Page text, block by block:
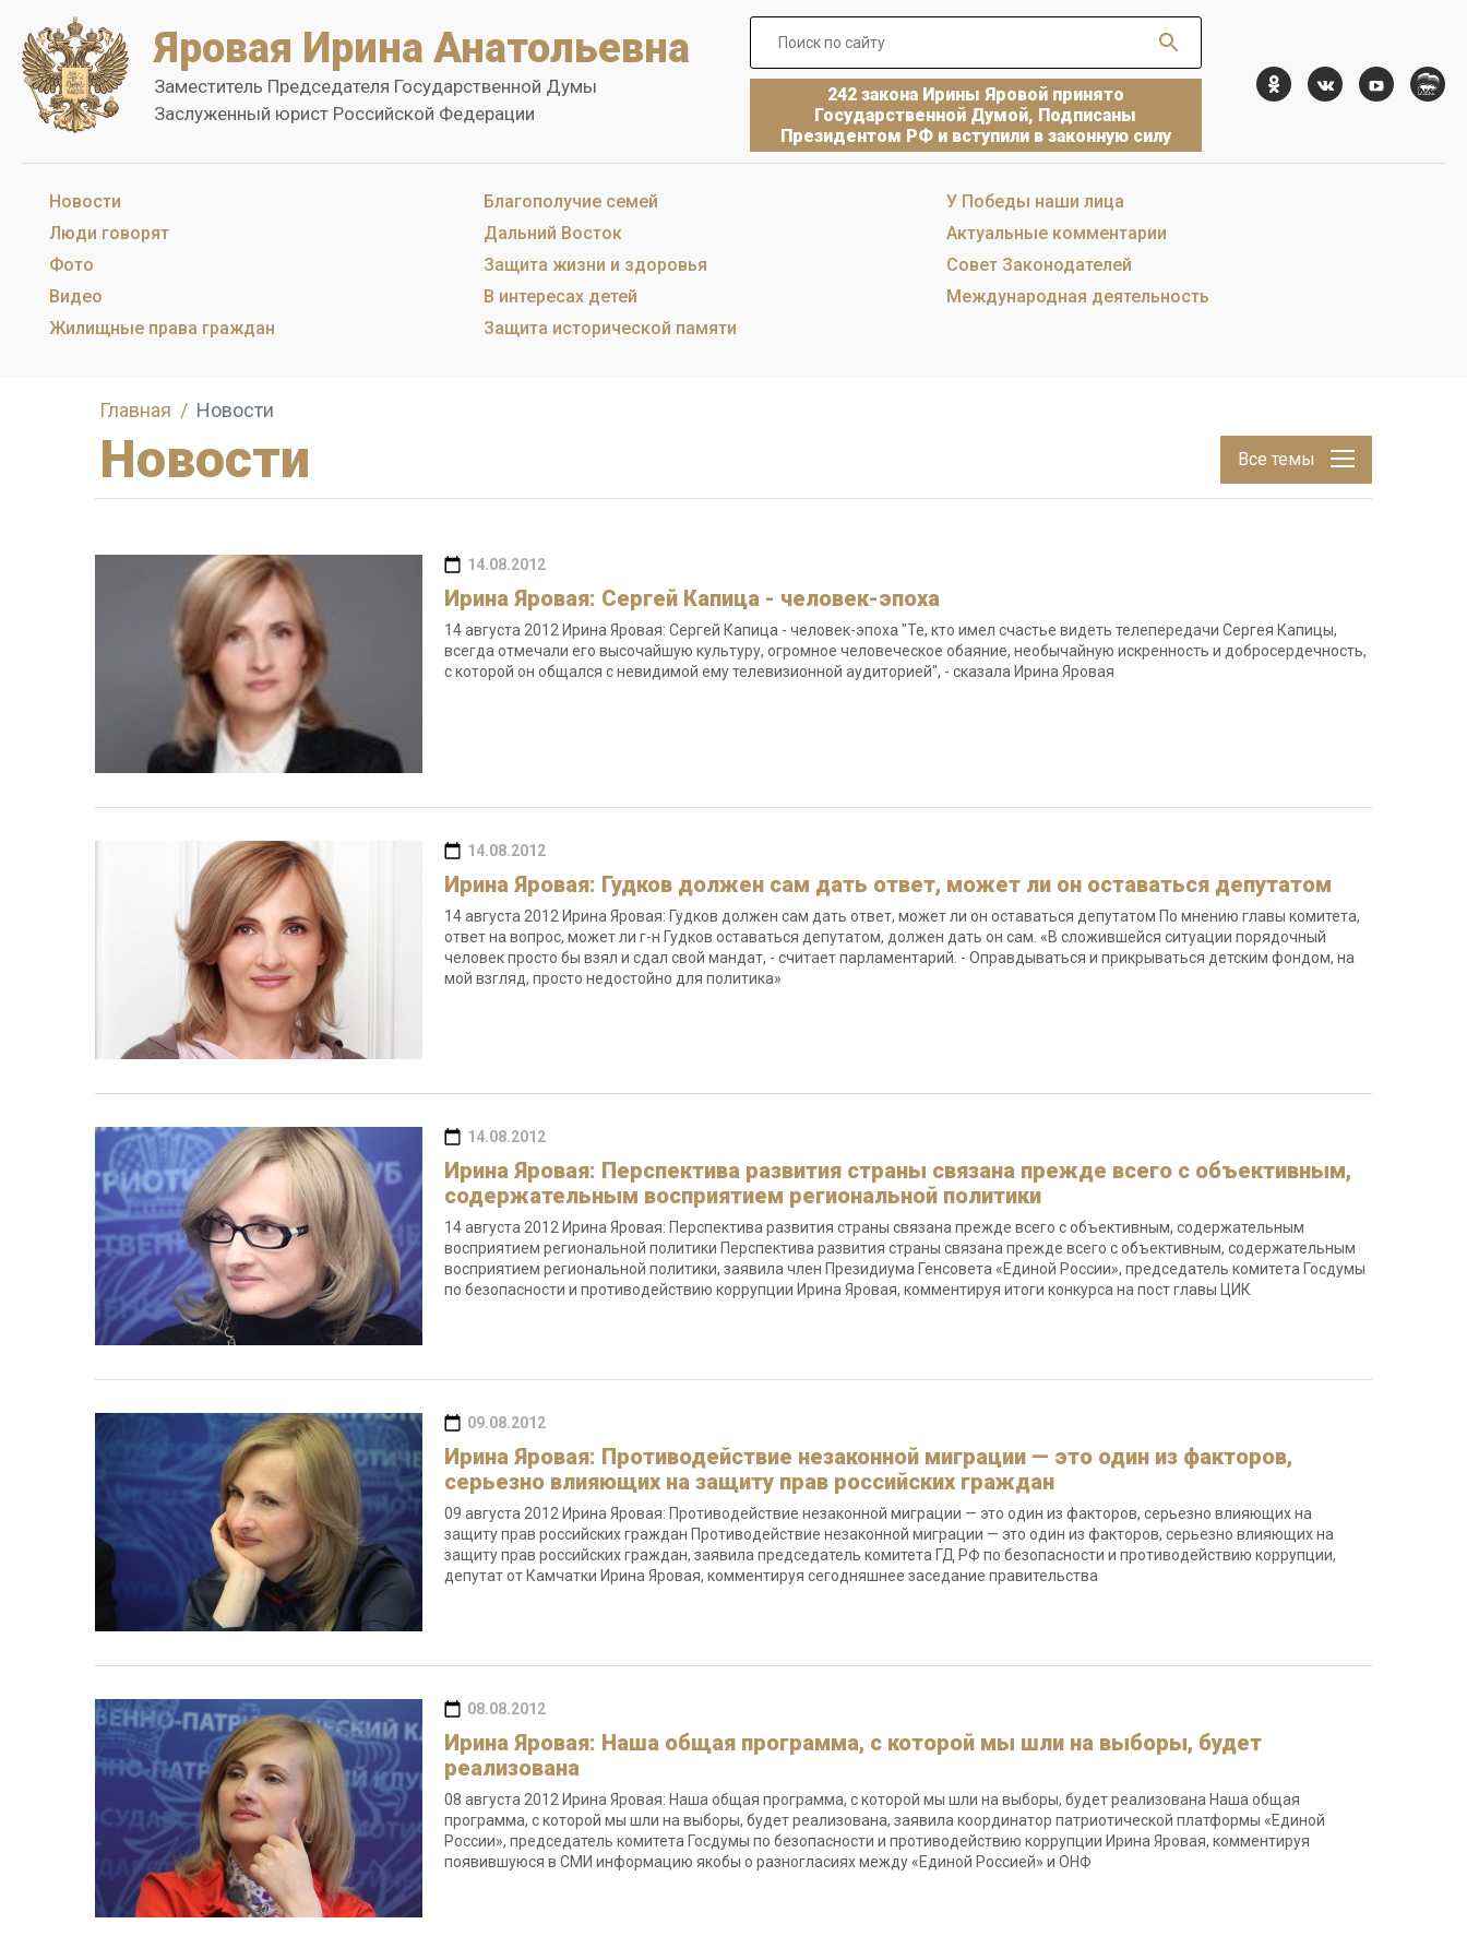
Яровая Ирина Анатольевна
Заместитель Председателя Государственной Думы
Заслуженный юрист Российской Федерации
242 закона Ирины Яровой принято
Государственной Думой, Подписаны
Президентом РФ и вступили в законную силу
Новости
Люди говорят
Фото
Видео
Жилищные права граждан
Благополучие семей
Дальний Восток
Защита жизни и здоровья
В интересах детей
Защита исторической памяти
У Победы наши лица
Актуальные комментарии
Совет Законодателей
Международная деятельность
Главная Новости
Новости Все темы
14.08.2012
Ирина Яровая: Сергей Капица - человек-эпоха
14 августа 2012 Ирина Яровая: Сергей Капица - человек-эпоха "Те, кто имел счастье видеть телепередачи Сергея Капицы,
всегда отмечали его высочайшую культуру, огромное человеческое обаяние, необычайную искренность и добросердечность,
с которой он общался с невидимой ему телевизионной аудиторией", - сказала Ирина Яровая
14.08.2012
Ирина Яровая: Гудков должен сам дать ответ, может ли он оставаться депутатом
14 августа 2012 Ирина Яровая: Гудков должен сам дать ответ, может ли он оставаться депутатом По мнению главы комитета,
ответ на вопрос, может ли г-н Гудков оставаться депутатом, должен дать он сам. «В сложившейся ситуации порядочный
человек просто бы взял и сдал свой мандат, - считает парламентарий. - Оправдываться и прикрываться детским фондом, на
мой взгляд, просто недостойно для политика»
14.08.2012
Ирина Яровая: Перспектива развития страны связана прежде всего с объективным,
содержательным восприятием региональной политики
14 августа 2012 Ирина Яровая: Перспектива развития страны связана прежде всего с объективным, содержательным
восприятием региональной политики Перспектива развития страны связана прежде всего с объективным, содержательным
восприятием региональной политики, заявила член Президиума Генсовета «Единой России», председатель комитета Госдумы
по безопасности и противодействию коррупции Ирина Яровая, комментируя итоги конкурса на пост главы ЦИК
09.08.2012
Ирина Яровая: Противодействие незаконной миграции — это один из факторов,
серьезно влияющих на защиту прав российских граждан
09 августа 2012 Ирина Яровая: Противодействие незаконной миграции — это один из факторов, серьезно влияющих на
защиту прав российских граждан Противодействие незаконной миграции — это один из факторов, серьезно влияющих на
защиту прав российских граждан, заявила председатель комитета ГД РФ по безопасности и противодействию коррупции,
депутат от Камчатки Ирина Яровая, комментируя сегодняшнее заседание правительства
08.08.2012
Ирина Яровая: Наша общая программа, с которой мы шли на выборы, будет
реализована
08 августа 2012 Ирина Яровая: Наша общая программа, с которой мы шли на выборы, будет реализована Наша общая
программа, с которой мы шли на выборы, будет реализована, заявила координатор патриотической платформы «Единой
России», председатель комитета Госдумы по безопасности и противодействию коррупции Ирина Яровая, комментируя
появившуюся в СМИ информацию якобы о разногласиях между «Единой Россией» и ОНФ